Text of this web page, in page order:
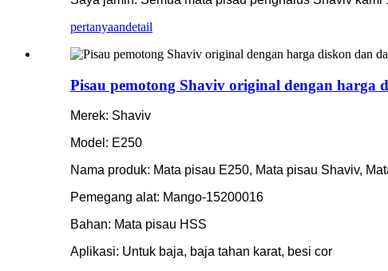
pertanyaandetail
Pisau pemotong Shaviv original dengan harga
Merek: Shaviv
Model: E250
Nama produk: Mata pisau E250, Mata pisau Shaviv,
Pemegang alat: Mango-15200016
Bahan: Mata pisau HSS
Aplikasi: Untuk baja, baja tahan karat, besi cor